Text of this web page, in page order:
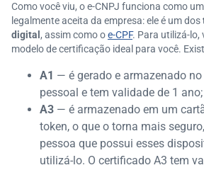
Como você viu, o e-CNPJ funciona como
legalmente aceita da empresa: ele é um dos
digital , assim como oe-CPF. Para utilizá-lo,
modelo de certificação ideal para você.
A1 — é gerado e armazenado
pessoal e tem validade de 1 ano;
A3 — é armazenado em um
token, o que o torna mais
pessoa que possui esses
utilizá-lo. O certificado A3 tem